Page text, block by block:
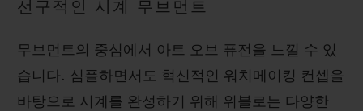
선구적인 시계 무브먼트
무브먼트의 중심에서 아트 오브 퓨전을 느낄 수 있
습니다. 심플하면서도 혁신적인 워치메이킹 컨셉을
바탕으로 시계를 완성하기 위해 위블로는 다양한